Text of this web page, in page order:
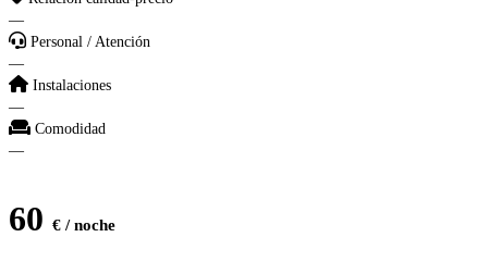
—
Personal / Atención
—
Instalaciones
—
Comodidad
—
60 € / noche